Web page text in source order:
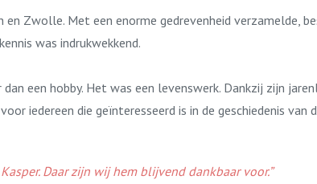
Zwolle. Met een enorme gedrevenheid verzamelde,
was indrukwekkend.
een hobby. Het was een levenswerk. Dankzij zijn
iedereen die geïnteresseerd is in de geschiedenis van
Daar zijn wij hem blijvend dankbaar voor.”